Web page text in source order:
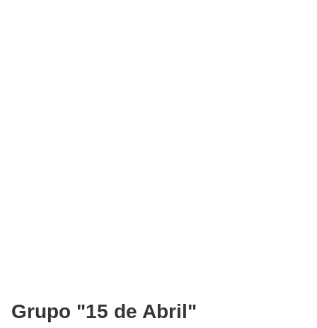
Grupo "15 de Abril"